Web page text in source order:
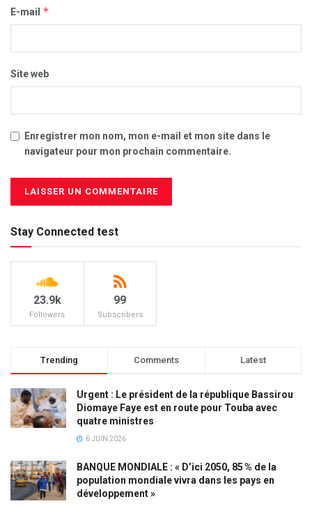
E-mail *
Site web
Enregistrer mon nom, mon e-mail et mon site dans le
navigateur pour mon prochain commentaire.
Stay Connected test
23.9k
Followers
99
Subscribers
Trending Comments Latest
Urgent : Le président de la république Bassirou
Diomaye Faye est en route pour Touba avec
quatre ministres
6 JUIN 2026
BANQUE MONDIALE : « D’ici 2050, 85 % de la
population mondiale vivra dans les pays en
développement »